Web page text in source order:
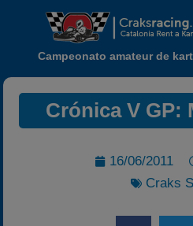
Campeonato amateur de
Crónica V GP:
16/06/2011
Craks